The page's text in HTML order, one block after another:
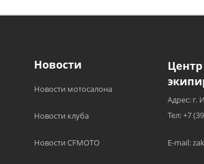
Новости
Новости мотосалона
Новости клуба
Новости CFMOTO
Адрес: г.
Тел: +7
E-mail: